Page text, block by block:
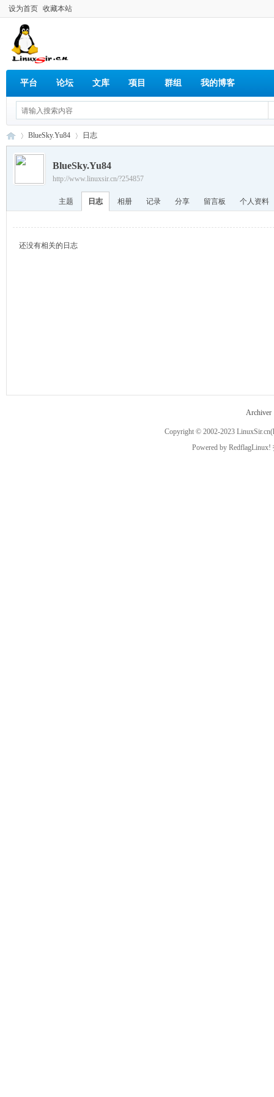
设为首页 收藏本站
平台 论坛 文库 项目 群组 我的博客
BlueSky.Yu84 日志
BlueSky.Yu84
http://www.linuxsir.cn/?254857
主题 日志 相册 记录 分享 留言板 个人资料
还没有相关的日志
Archiver
Copyright © 2002-2023 LinuxSir.cn
Powered by RedflagLinux!